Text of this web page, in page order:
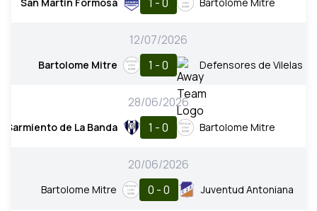
12/07/2026
Bartolome Mitre 1 - 0 Defensores de Vilelas
28/06/2026
Sarmiento de La Banda 1 - 0 Bartolome Mitre
20/06/2026
Bartolome Mitre 0 - 0 Juventud Antoniana